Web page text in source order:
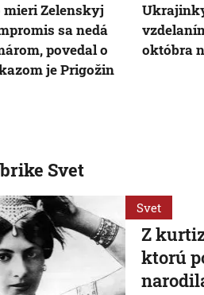
mieri Zelenskyj
sa nedá
povedal o
je Prigožin
októbra
Svet
Svet
Z
ktorú